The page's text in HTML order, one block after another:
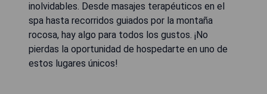
inolvidables. Desde masajes terapéuticos en el
spa hasta recorridos guiados por la montaña
rocosa, hay algo para todos los gustos. ¡No
pierdas la oportunidad de hospedarte en uno de
estos lugares únicos!